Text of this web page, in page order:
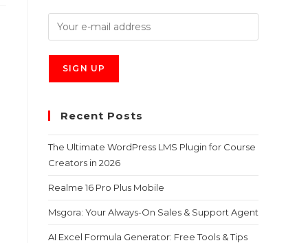
Recent Posts
The Ultimate WordPress LMS Plugin for Course
Creators in 2026
Realme 16 Pro Plus Mobile
Msgora: Your Always-On Sales & Support Agent
AI Excel Formula Generator: Free Tools & Tips